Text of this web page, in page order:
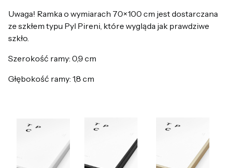
Uwaga! Ramka o wymiarach 70×100 cm jest dostarczana
ze szkłem typu Pyl Pireni, które wygląda jak prawdziwe
szkło.
Szerokość ramy: 0,9 cm
Głębokość ramy: 1,8 cm